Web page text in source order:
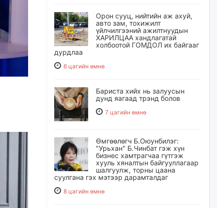
Орон сууц, нийтийн аж ахуй,
авто зам, тохижилт
үйлчилгээний ажилтнуудын
ХАРИЛЦАА хандлагатай
холбоотой ГОМДОЛ их байгааг
дурдлаа
6 цагийн өмнө
Бариста хийх нь залуусын
дунд яагаад трэнд болов
7 цагийн өмнө
Өмгөөлөгч Б.Оюунбилэг:
"Урьхан" Б.Чинбат гэж хүн
бизнес хамтрагчаа гүтгэж
хууль хяналтын байгууллагаар
шалгуулж, торны цаана
суулгана гэх мэтээр дарамталдаг
8 цагийн өмнө